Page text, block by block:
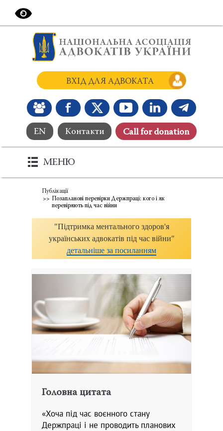
EN Контакти Сall for donation
ВХІД ДЛЯ АДВОКАТА
МЕНЮ
Публікації
Позапланові перевірки Держпраці: кого і як
перевіряють під час війни
"Підтримка ментального здоров'я
українських адвокатів під час війни"
детальніше за посиланням
Головна цитата
«Хоча під час воєнного стану
Держпраці і не проводить планових